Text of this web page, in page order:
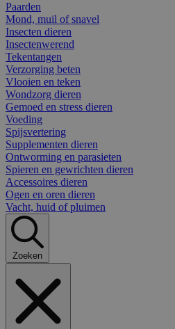
Paarden
Mond, muil of snavel
Insecten dieren
Insectenwerend
Tekentangen
Verzorging beten
Vlooien en teken
Wondzorg dieren
Gemoed en stress dieren
Voeding
Spijsvertering
Supplementen dieren
Ontworming en parasieten
Spieren en gewrichten dieren
Accessoires dieren
Ogen en oren dieren
Vacht, huid of pluimen
Zoeken